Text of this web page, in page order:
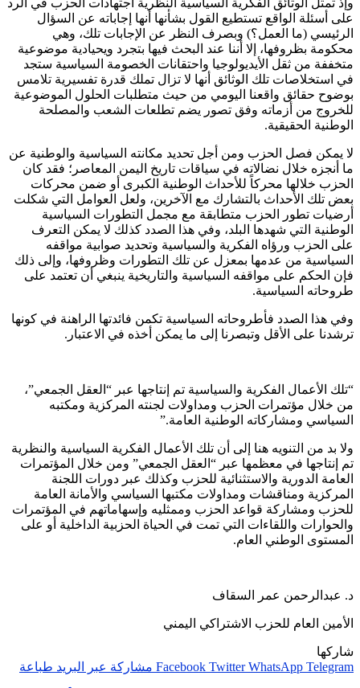
وإذ تمثل الوثائق الفكرية السياسية النظرية اجتهادات الحزب في الرد
على أسئلة الواقع تستطيع القول بشأنها أنها إجاباته عن السؤال
الرئيسي (ما العمل؟) وبصرف النظر عن الإجابات تلك، وهي
محكومة بظروفها، إلا أننا عند البحث فيها بتجرد ويحيادية موضوعية
متخففة من ثقل الأيديولوجيا واحتقانات الخصومة السياسية ستجد
في استخلاصات تلك الوثائق أنها لا تزال تملك قدرة تفسيرية تلامس
بوضوح حقائق واقعنا اليومي من حيث متطلبات الحلول الموضوعية
للخروج من أزماته وفق تصور يضم تطلعات الشعب والمصلحة
الوطنية الحقيقية.
لا يمكن فصل الحزب ومن أجل تحديد مكانته السياسية والوطنية عن
ما أنجزه خلال نضالاته في سياقات تاريخ اليمن المعاصر؛ فقد كان
الحزب خلالها محركاً للأحداث الوطنية الكبرى أو ضمن محركات
بعض تلك الأحداث بالتشارك مع الآخرين، ولعل العوامل التي شكلت
أرضيات تطور الحزب متطابقة مع مجمل التطورات السياسية
الوطنية التي شهدها البلد، وفي هذا الصدد كذلك لا يمكن التعرف
على الحزب ورؤاه الفكرية والسياسية وتحديد صوابية مواقفه
السياسية من عدمها بمعزل عن تلك التطورات وظروفها، وإلى ذلك
فإن الحكم على مواقفه السياسية والتاريخية ينبغي أن تعتمد على
طروحاته السياسية.
وفي هذا الصدد فأطروحاته السياسية تكمن فائدتها الراهنة في كونها
ترشدنا على الأقل وتبصرنا إلى ما يمكن أخذه في الاعتبار.
“تلك الأعمال الفكرية والسياسية تم إنتاجها عبر “العقل الجمعي”،
من خلال مؤتمرات الحزب ومداولات لجنته المركزية ومكتبه
السياسي ومشاركاته الوطنية العامة.”
ولا بد من التنويه هنا إلى أن تلك الأعمال الفكرية السياسية والنظرية
تم إنتاجها في معظمها عبر “العقل الجمعي” ومن خلال المؤتمرات
العامة الدورية والاستثنائية للحزب وكذلك عبر دورات اللجنة
المركزية ومناقشات ومداولات مكتبها السياسي والأمانة العامة
للحزب ومشاركة قواعد الحزب وممثليه وإسهاماتهم في المؤتمرات
والحوارات واللقاءات التي تمت في الحياة الحزبية الداخلية أو على
المستوى الوطني العام.
د. عبدالرحمن عمر السقاف
الأمين العام للحزب الاشتراكي اليمني
شاركها
Facebook Twitter WhatsApp Telegram مشاركة عبر البريد طباعة